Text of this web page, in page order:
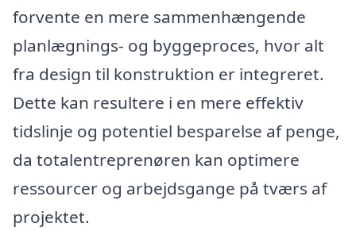
forvente en mere sammenhængende
planlægnings- og byggeproces, hvor alt
fra design til konstruktion er integreret.
Dette kan resultere i en mere effektiv
tidslinje og potentiel besparelse af penge,
da totalentreprenøren kan optimere
ressourcer og arbejdsgange på tværs af
projektet.